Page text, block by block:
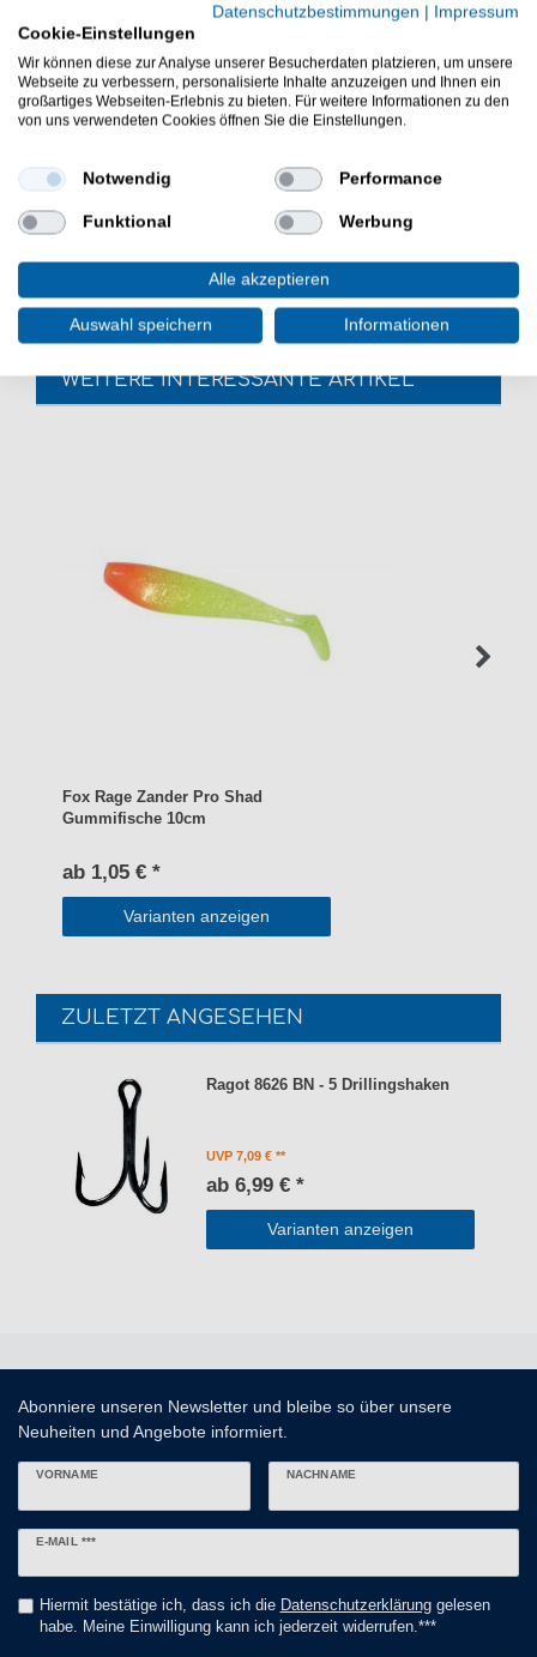
Ragot Drillingshaken zum Raubfischangeln
Kurzer Schenkel
Sehr Stabil
Gut zum Austauschen von schwachen Haken
Gut für voluminöse Köder
Günstig 8626 BN online kaufen & sparen. Ragot
Angelhaken zum Fischen auf Waller. - HIER
WEITERE INTERESSANTE ARTIKEL
Fox Rage Zander Pro Shad
Gummifische 10cm
ab 1,05 € *
Varianten anzeigen
ZULETZT ANGESEHEN
Ragot 8626 BN - 5 Drillingshaken
UVP 7,09 €
ab 6,99 € *
Varianten anzeigen
Abonniere unseren Newsletter und bleibe so über unsere
Neuheiten und Angebote informiert.
VORNAME NACHNAME
E-MAIL ***
Newsletter
Hiermit bestätige ich, dass ich die Daten­schutz­erklärunggelesen
habe. Meine Einwilligung kann ich jederzeit widerrufen.***
Datenschutzbestimmungen | Impressum
Cookie-Einstellungen
Wir können diese zur Analyse unserer Besucherdaten platzieren, um unsere
Webseite zu verbessern, personalisierte Inhalte anzuzeigen und Ihnen ein
großartiges Webseiten-Erlebnis zu bieten. Für weitere Informationen zu den
von uns verwendeten Cookies öffnen Sie die Einstellungen.
Notwendig Performance
Funktional Werbung
Alle akzeptieren
Auswahl speichern Informationen